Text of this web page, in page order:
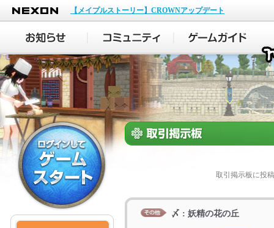
NEXON
【メイプルストーリー】CROWNアップデート
取引掲示板に投
〆 : 妖精の花の丘